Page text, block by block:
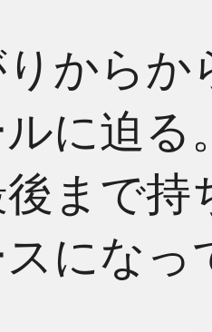
からか
に迫る
まで持
になっ